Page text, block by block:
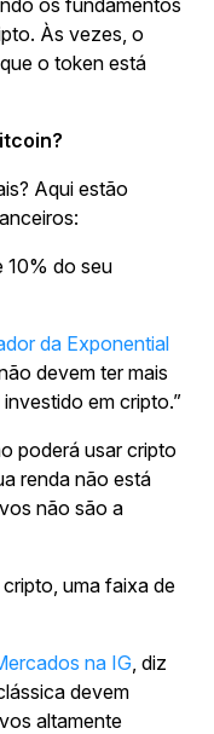
Às vezes, o
o token está
Aqui estão
10% do seu
da Exponential
devem ter mais
em cripto.”
poderá usar cripto
renda não está
não são a
cripto, uma faixa de
na IG , diz
devem
altamente